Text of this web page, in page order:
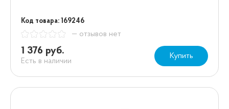
Код товара: 169246
— отзывов нет
1 376 руб.
Есть в наличии
Купить